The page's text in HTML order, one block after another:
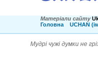
Матеріали сайту
Головна
UCHAN
Мудрі чужі думки не